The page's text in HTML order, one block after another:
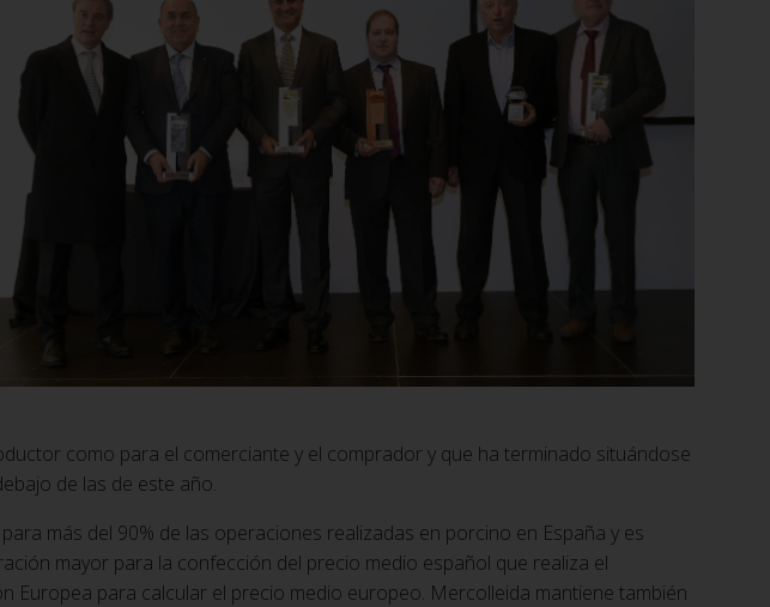
como para el comerciante y el comprador y que ha terminado situándose
de las de este año.
más del 90% de las operaciones realizadas en porcino en España y es
mayor para la confección del precio medio español que realiza el
Europea para calcular el precio medio europeo. Mercolleida mantiene también